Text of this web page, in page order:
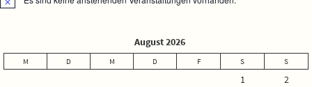
Hinweis
August 2026
M D M D F S S
1
2